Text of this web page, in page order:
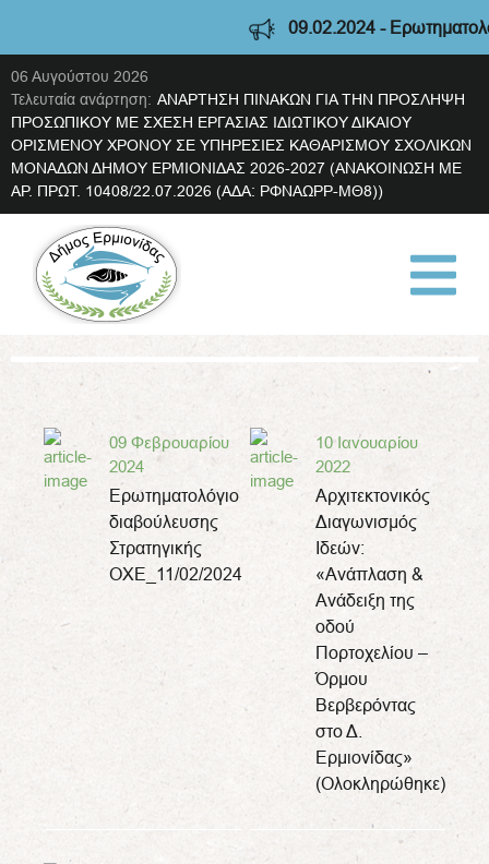
09.02.2024 - Ερωτηματολόγιο
06 Αυγούστου 2026
Τελευταία ανάρτηση: ΑΝΑΡΤΗΣΗ ΠΙΝΑΚΩΝ ΓΙΑ ΤΗΝ ΠΡΟΣΛΗΨΗ
ΠΡΟΣΩΠΙΚΟΥ ΜΕ ΣΧΕΣΗ ΕΡΓΑΣΙΑΣ ΙΔΙΩΤΙΚΟΥ ΔΙΚΑΙΟΥ
ΟΡΙΣΜΕΝΟΥ ΧΡΟΝΟΥ ΣΕ ΥΠΗΡΕΣΙΕΣ ΚΑΘΑΡΙΣΜΟΥ ΣΧΟΛΙΚΩΝ
ΜΟΝΑΔΩΝ ΔΗΜΟΥ ΕΡΜΙΟΝΙΔΑΣ 2026-2027 (ΑΝΑΚΟΙΝΩΣΗ ΜΕ
ΑΡ. ΠΡΩΤ. 10408/22.07.2026 (ΑΔΑ: ΡΦΝΑΩΡΡ-ΜΘ8))
09 Φεβρουαρίου
2024
Ερωτηματολόγιο
διαβούλευσης
Στρατηγικής
ΟΧΕ_11/02/2024
10 Ιανουαρίου
2022
Αρχιτεκτονικός
Διαγωνισμός
Ιδεών:
«Ανάπλαση &
Ανάδειξη της
οδού
Πορτοχελίου –
Όρμου
Βερβερόντας
στο Δ.
Ερμιονίδας»
(Ολοκληρώθηκε)